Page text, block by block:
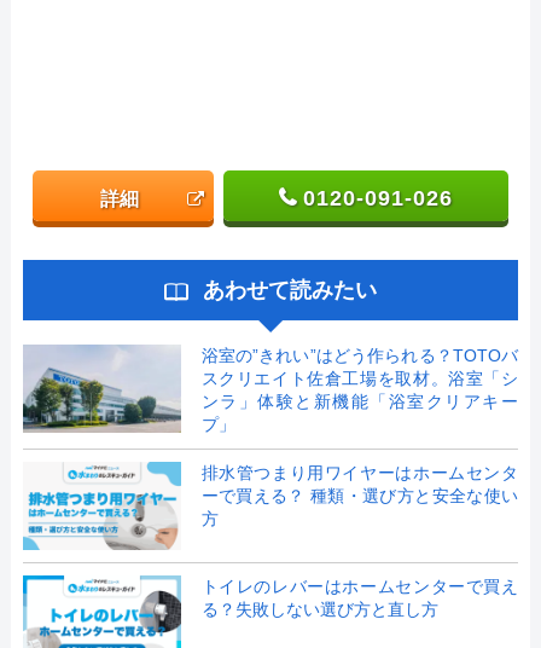
詳細 0120-091-026
あわせて読みたい
浴室の”きれい”はどう作られる？TOTOバ
スクリエイト佐倉工場を取材。浴室「シ
ンラ」体験と新機能「浴室クリアキー
プ」
排水管つまり用ワイヤーはホームセンタ
ーで買える？ 種類・選び方と安全な使い
方
トイレのレバーはホームセンターで買え
る？失敗しない選び方と直し方